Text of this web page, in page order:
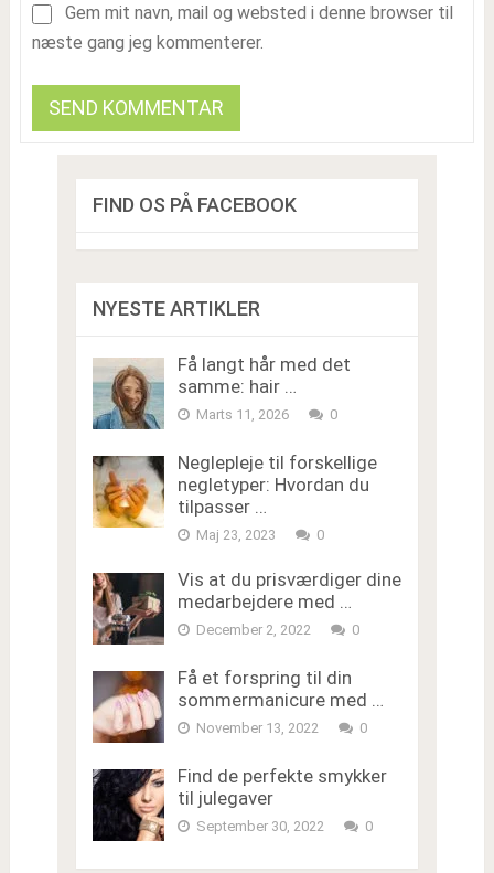
Gem mit navn, mail og websted i denne browser til
næste gang jeg kommenterer.
FIND OS PÅ FACEBOOK
NYESTE ARTIKLER
Få langt hår med det
samme: hair …
Marts 11, 2026 0
Neglepleje til forskellige
negletyper: Hvordan du
tilpasser …
Maj 23, 2023 0
Vis at du prisværdiger dine
medarbejdere med …
December 2, 2022 0
Få et forspring til din
sommermanicure med …
November 13, 2022 0
Find de perfekte smykker
til julegaver
September 30, 2022 0